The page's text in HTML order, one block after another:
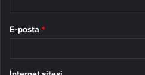
E-posta *